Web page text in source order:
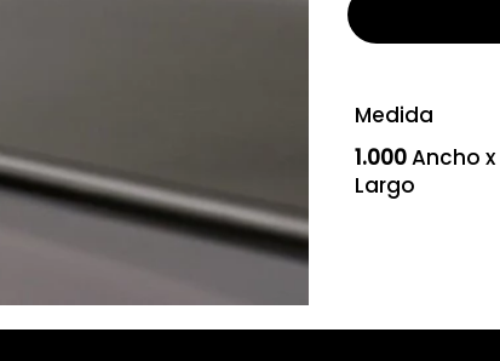
Medida
1.000Ancho x
Largo